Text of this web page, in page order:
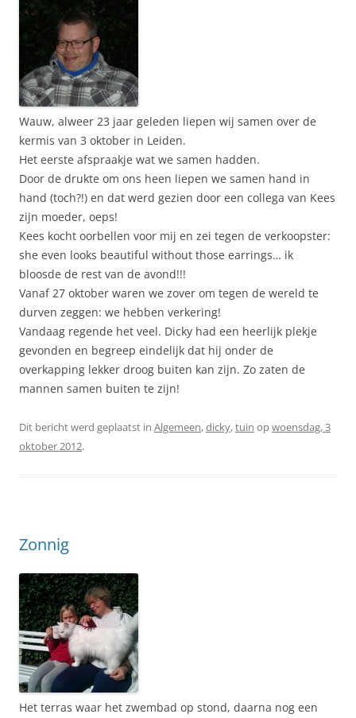
Wauw, alweer 23 jaar geleden liepen wij samen over de
kermis van 3 oktober in Leiden.
Het eerste afspraakje wat we samen hadden.
Door de drukte om ons heen liepen we samen hand in
hand (toch?!) en dat werd gezien door een collega van Kees
zijn moeder, oeps!
Kees kocht oorbellen voor mij en zei tegen de verkoopster:
she even looks beautiful without those earrings… ik
bloosde de rest van de avond!!!
Vanaf 27 oktober waren we zover om tegen de wereld te
durven zeggen: we hebben verkering!
Vandaag regende het veel. Dicky had een heerlijk plekje
gevonden en begreep eindelijk dat hij onder de
overkapping lekker droog buiten kan zijn. Zo zaten de
mannen samen buiten te zijn!
Dit bericht werd geplaatst in Algemeen,dicky,tuin opwoensdag, 3
oktober 2012.
Zonnig
Het terras waar het zwembad op stond, daarna nog een